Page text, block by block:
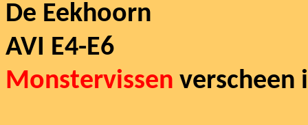
De Eekhoorn
AVI E4-E6
Monstervissen verscheen